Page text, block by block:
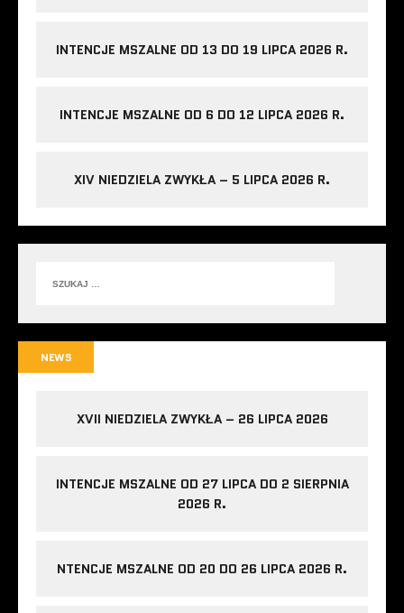
INTENCJE MSZALNE OD 13 DO 19 LIPCA 2026 R.
INTENCJE MSZALNE OD 6 DO 12 LIPCA 2026 R.
XIV NIEDZIELA ZWYKŁA – 5 LIPCA 2026 R.
NEWS
XVII NIEDZIELA ZWYKŁA – 26 LIPCA 2026
INTENCJE MSZALNE OD 27 LIPCA DO 2 SIERPNIA
2026 R.
NTENCJE MSZALNE OD 20 DO 26 LIPCA 2026 R.